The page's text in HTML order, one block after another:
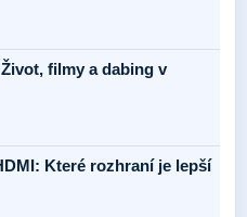
filmy a dabing v
Které rozhraní je lepší